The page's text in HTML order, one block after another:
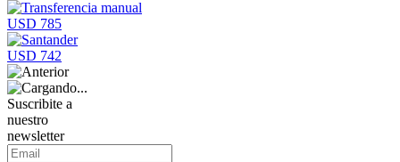
USD 785
USD 742
Suscribite a
nuestro
newsletter